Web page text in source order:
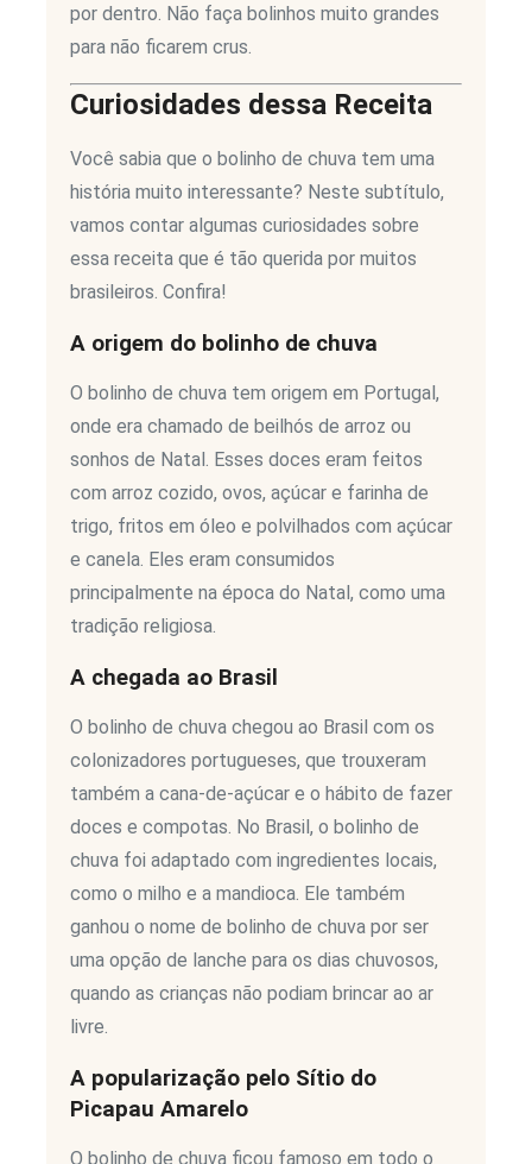
por dentro. Não faça bolinhos muito grandes
para não ficarem crus.
Curiosidades dessa Receita
Você sabia que o bolinho de chuva tem uma
história muito interessante? Neste subtítulo,
vamos contar algumas curiosidades sobre
essa receita que é tão querida por muitos
brasileiros. Confira!
A origem do bolinho de chuva
O bolinho de chuva tem origem em Portugal,
onde era chamado de beilhós de arroz ou
sonhos de Natal. Esses doces eram feitos
com arroz cozido, ovos, açúcar e farinha de
trigo, fritos em óleo e polvilhados com açúcar
e canela. Eles eram consumidos
principalmente na época do Natal, como uma
tradição religiosa.
A chegada ao Brasil
O bolinho de chuva chegou ao Brasil com os
colonizadores portugueses, que trouxeram
também a cana-de-açúcar e o hábito de fazer
doces e compotas. No Brasil, o bolinho de
chuva foi adaptado com ingredientes locais,
como o milho e a mandioca. Ele também
ganhou o nome de bolinho de chuva por ser
uma opção de lanche para os dias chuvosos,
quando as crianças não podiam brincar ao ar
livre.
A popularização pelo Sítio do
Picapau Amarelo
O bolinho de chuva ficou famoso em todo o